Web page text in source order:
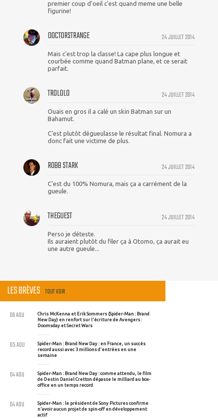
premier coup d'oeil c'est quand meme une belle
figurine!
24 JUILLET 2014
DOCTORSTRANGE
Mais c'est trop la classe! La cape plus longue et
courbée comme quand Batman plane, et ce serait
parfait.
24 JUILLET 2014
TROLOLO
Ouais en gros il a calé un skin Batman sur un
Bahamut.
C'est plutôt dégueulasse le résultat final. Nomura a
donc fait une victime de plus.
24 JUILLET 2014
ROBB STARK
C'est du 100% Nomura, mais ça a carrément de la
gueule.
24 JUILLET 2014
THEGUEST
Perso je déteste.
Ils auraient plutôt du filer ça à Otomo, ça aurait eu
une autre gueule...
LES BRÈVES TOUT VOIR
Chris McKenna et Erik Sommers (Spider-Man : Brand
New Day) en renfort sur l'écriture de Avengers :
Doomsday et Secret Wars
06 AOU
Spider-Man : Brand New Day : en France, un succès
record aussi avec 3 millions d'entrées en une
semaine
05 AOU
Spider-Man : Brand New Day : comme attendu, le film
de Destin Daniel Cretton dépasse le milliard au box-
office en un temps record
04 AOU
Spider-Man : le président de Sony Pictures confirme
n'avoir aucun projet de spin-off en développement
actif
04 AOU